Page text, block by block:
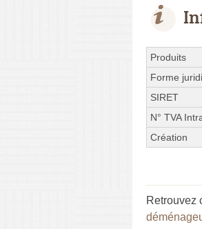
Produits
Forme
SIRET
N° TVA
Création
Retrouvez